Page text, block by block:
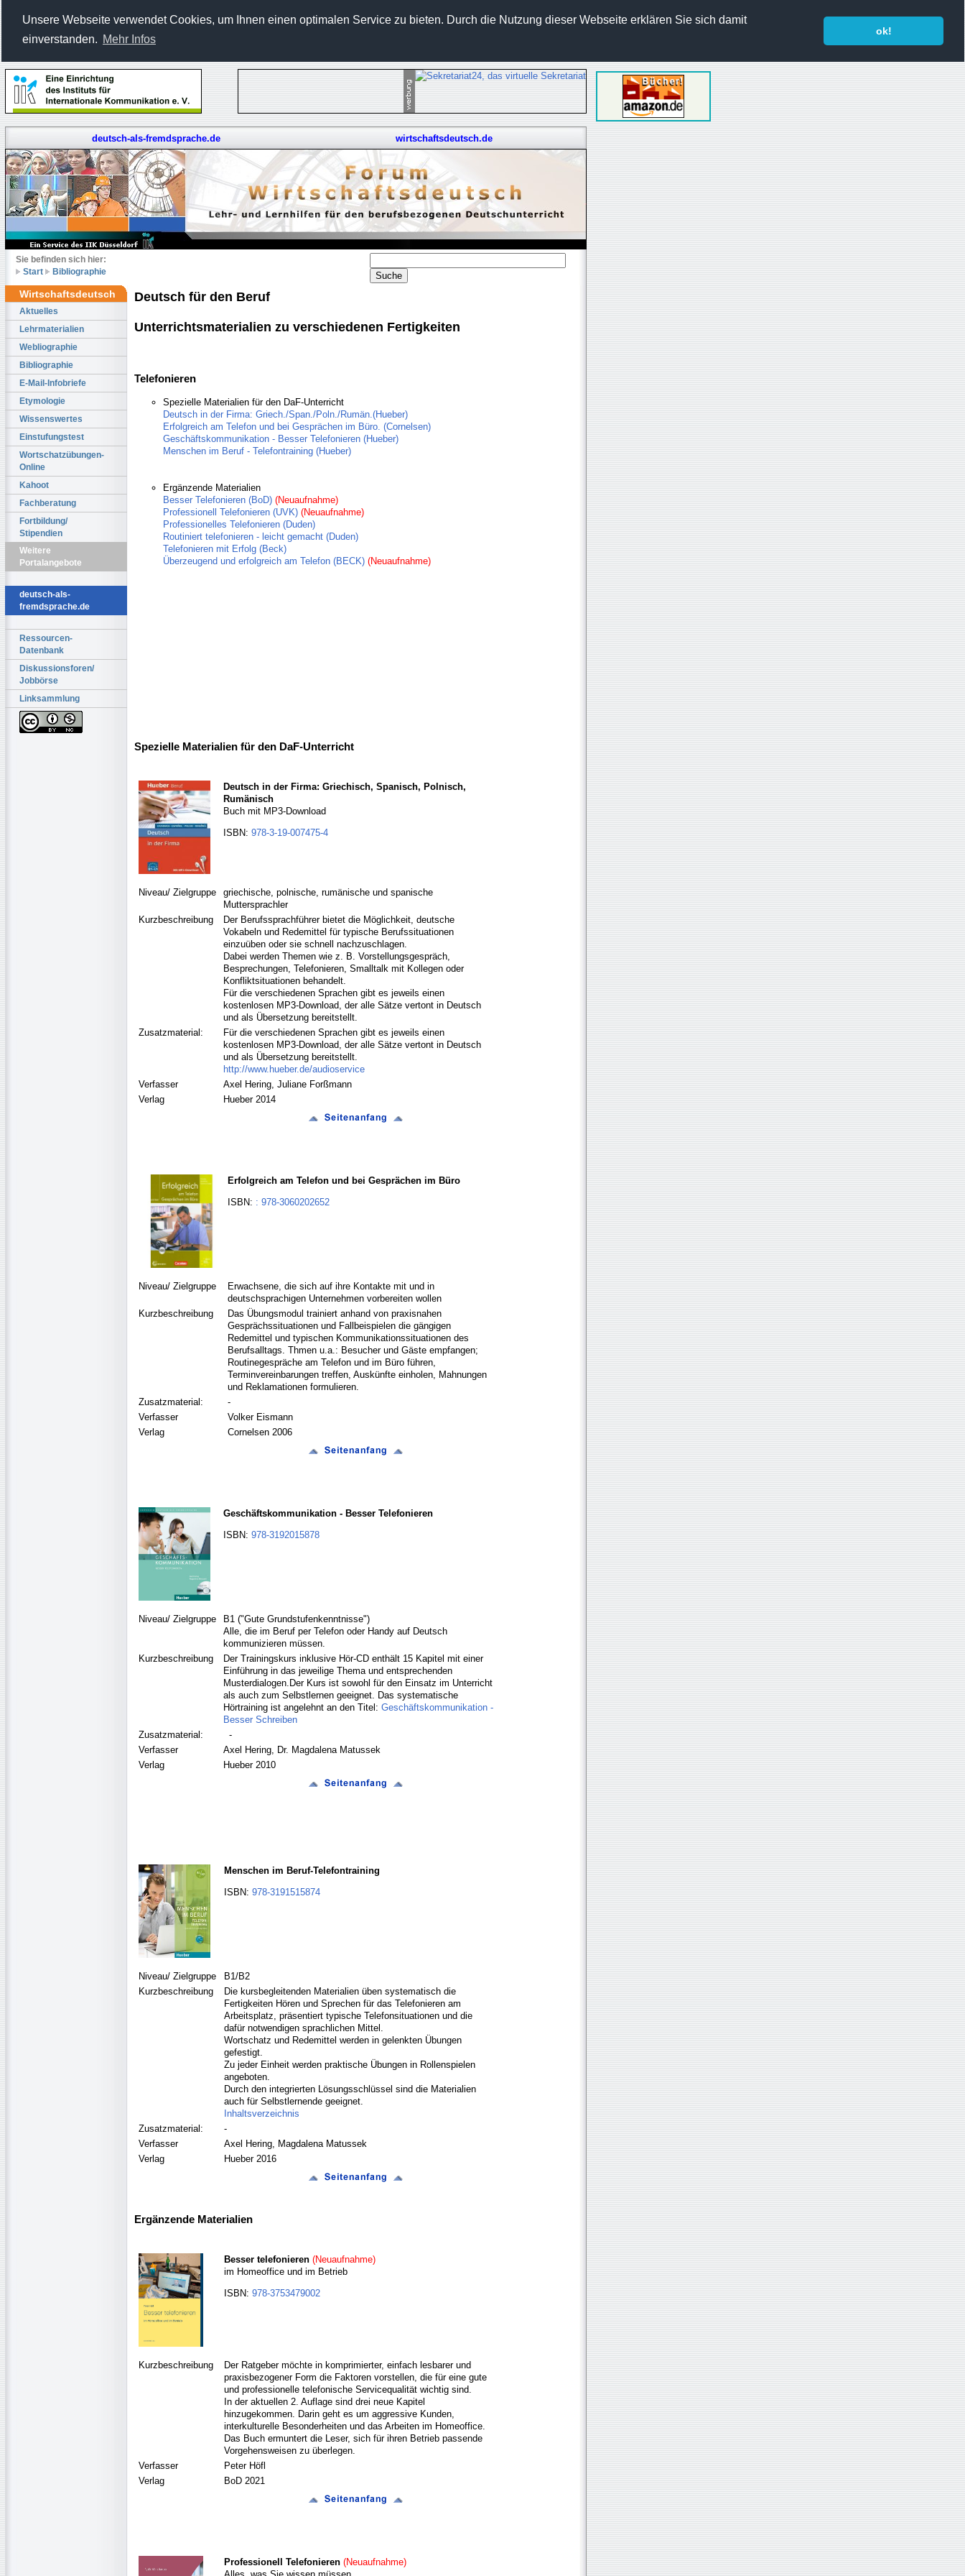
Unsere Webseite verwendet Cookies, um Ihnen einen optimalen Service zu bieten. Durch die Nutzung dieser Webseite erklären Sie sich damit
einverstanden. Mehr Infos
ok!
deutsch-als-fremdsprache.de wirtschaftsdeutsch.de
Sie befinden sich hier:
Start
Bibliographie
Wirtschaftsdeutsch
Aktuelles
Lehrmaterialien
Webliographie
Bibliographie
E-Mail-Infobriefe
Etymologie
Wissenswertes
Einstufungstest
Wortschatzübungen-
Online
Kahoot
Fachberatung
Fortbildung/
Stipendien
Weitere
Portalangebote
deutsch-als-
fremdsprache.de
Ressourcen-
Datenbank
Diskussionsforen/
Jobbörse
Linksammlung
Deutsch für den Beruf
Unterrichtsmaterialien zu verschiedenen Fertigkeiten
Telefonieren
Spezielle Materialien für den DaF-Unterricht
Deutsch in der Firma: Griech./Span./Poln./Rumän.(Hueber)
Erfolgreich am Telefon und bei Gesprächen im Büro. (Cornelsen)
Geschäftskommunikation - Besser Telefonieren (Hueber)
Menschen im Beruf - Telefontraining (Hueber)
Ergänzende Materialien
Besser Telefonieren (BoD) (Neuaufnahme)
Professionell Telefonieren (UVK) (Neuaufnahme)
Professionelles Telefonieren (Duden)
Routiniert telefonieren - leicht gemacht (Duden)
Telefonieren mit Erfolg (Beck)
Überzeugend und erfolgreich am Telefon (BECK) (Neuaufnahme)
Spezielle Materialien für den DaF-Unterricht
Deutsch in der Firma: Griechisch, Spanisch, Polnisch,
Rumänisch
Buch mit MP3-Download
ISBN: 978-3-19-007475-4
Niveau/ Zielgruppe
griechische, polnische, rumänische und spanische
Muttersprachler
Kurzbeschreibung
Der Berufssprachführer bietet die Möglichkeit, deutsche
Vokabeln und Redemittel für typische Berufssituationen
einzuüben oder sie schnell nachzuschlagen.
Dabei werden Themen wie z. B. Vorstellungsgespräch,
Besprechungen, Telefonieren, Smalltalk mit Kollegen oder
Konfliktsituationen behandelt.
Für die verschiedenen Sprachen gibt es jeweils einen
kostenlosen MP3-Download, der alle Sätze vertont in Deutsch
und als Übersetzung bereitstellt.
Zusatzmaterial:
Für die verschiedenen Sprachen gibt es jeweils einen
kostenlosen MP3-Download, der alle Sätze vertont in Deutsch
und als Übersetzung bereitstellt.
http://www.hueber.de/audioservice
Verfasser
Axel Hering, Juliane Forßmann
Verlag
Hueber 2014
Erfolgreich am Telefon und bei Gesprächen im Büro
ISBN: : 978-3060202652
Niveau/ Zielgruppe
Erwachsene, die sich auf ihre Kontakte mit und in
deutschsprachigen Unternehmen vorbereiten wollen
Kurzbeschreibung
Das Übungsmodul trainiert anhand von praxisnahen
Gesprächssituationen und Fallbeispielen die gängigen
Redemittel und typischen Kommunikationssituationen des
Berufsalltags. Thmen u.a.: Besucher und Gäste empfangen;
Routinegespräche am Telefon und im Büro führen,
Terminvereinbarungen treffen, Auskünfte einholen, Mahnungen
und Reklamationen formulieren.
Zusatzmaterial:
-
Verfasser
Volker Eismann
Verlag
Cornelsen 2006
Geschäftskommunikation - Besser Telefonieren
ISBN: 978-3192015878
Niveau/ Zielgruppe
B1 ("Gute Grundstufenkenntnisse")
Alle, die im Beruf per Telefon oder Handy auf Deutsch
kommunizieren müssen.
Kurzbeschreibung
Der Trainingskurs inklusive Hör-CD enthält 15 Kapitel mit einer
Einführung in das jeweilige Thema und entsprechenden
Musterdialogen.Der Kurs ist sowohl für den Einsatz im Unterricht
als auch zum Selbstlernen geeignet. Das systematische
Hörtraining ist angelehnt an den Titel: Geschäftskommunikation -
Besser Schreiben
Zusatzmaterial:
-
Verfasser
Axel Hering, Dr. Magdalena Matussek
Verlag
Hueber 2010
Menschen im Beruf-Telefontraining
ISBN: 978-3191515874
Niveau/ Zielgruppe
B1/B2
Kurzbeschreibung
Die kursbegleitenden Materialien üben systematisch die
Fertigkeiten Hören und Sprechen für das Telefonieren am
Arbeitsplatz, präsentiert typische Telefonsituationen und die
dafür notwendigen sprachlichen Mittel.
Wortschatz und Redemittel werden in gelenkten Übungen
gefestigt.
Zu jeder Einheit werden praktische Übungen in Rollenspielen
angeboten.
Durch den integrierten Lösungsschlüssel sind die Materialien
auch für Selbstlernende geeignet.
Inhaltsverzeichnis
Zusatzmaterial:
-
Verfasser
Axel Hering, Magdalena Matussek
Verlag
Hueber 2016
Ergänzende Materialien
Besser telefonieren (Neuaufnahme)
im Homeoffice und im Betrieb
ISBN: 978-3753479002
Kurzbeschreibung
Der Ratgeber möchte in komprimierter, einfach lesbarer und
praxisbezogener Form die Faktoren vorstellen, die für eine gute
und professionelle telefonische Servicequalität wichtig sind.
In der aktuellen 2. Auflage sind drei neue Kapitel
hinzugekommen. Darin geht es um aggressive Kunden,
interkulturelle Besonderheiten und das Arbeiten im Homeoffice.
Das Buch ermuntert die Leser, sich für ihren Betrieb passende
Vorgehensweisen zu überlegen.
Verfasser
Peter Höfl
Verlag
BoD 2021
Professionell Telefonieren (Neuaufnahme)